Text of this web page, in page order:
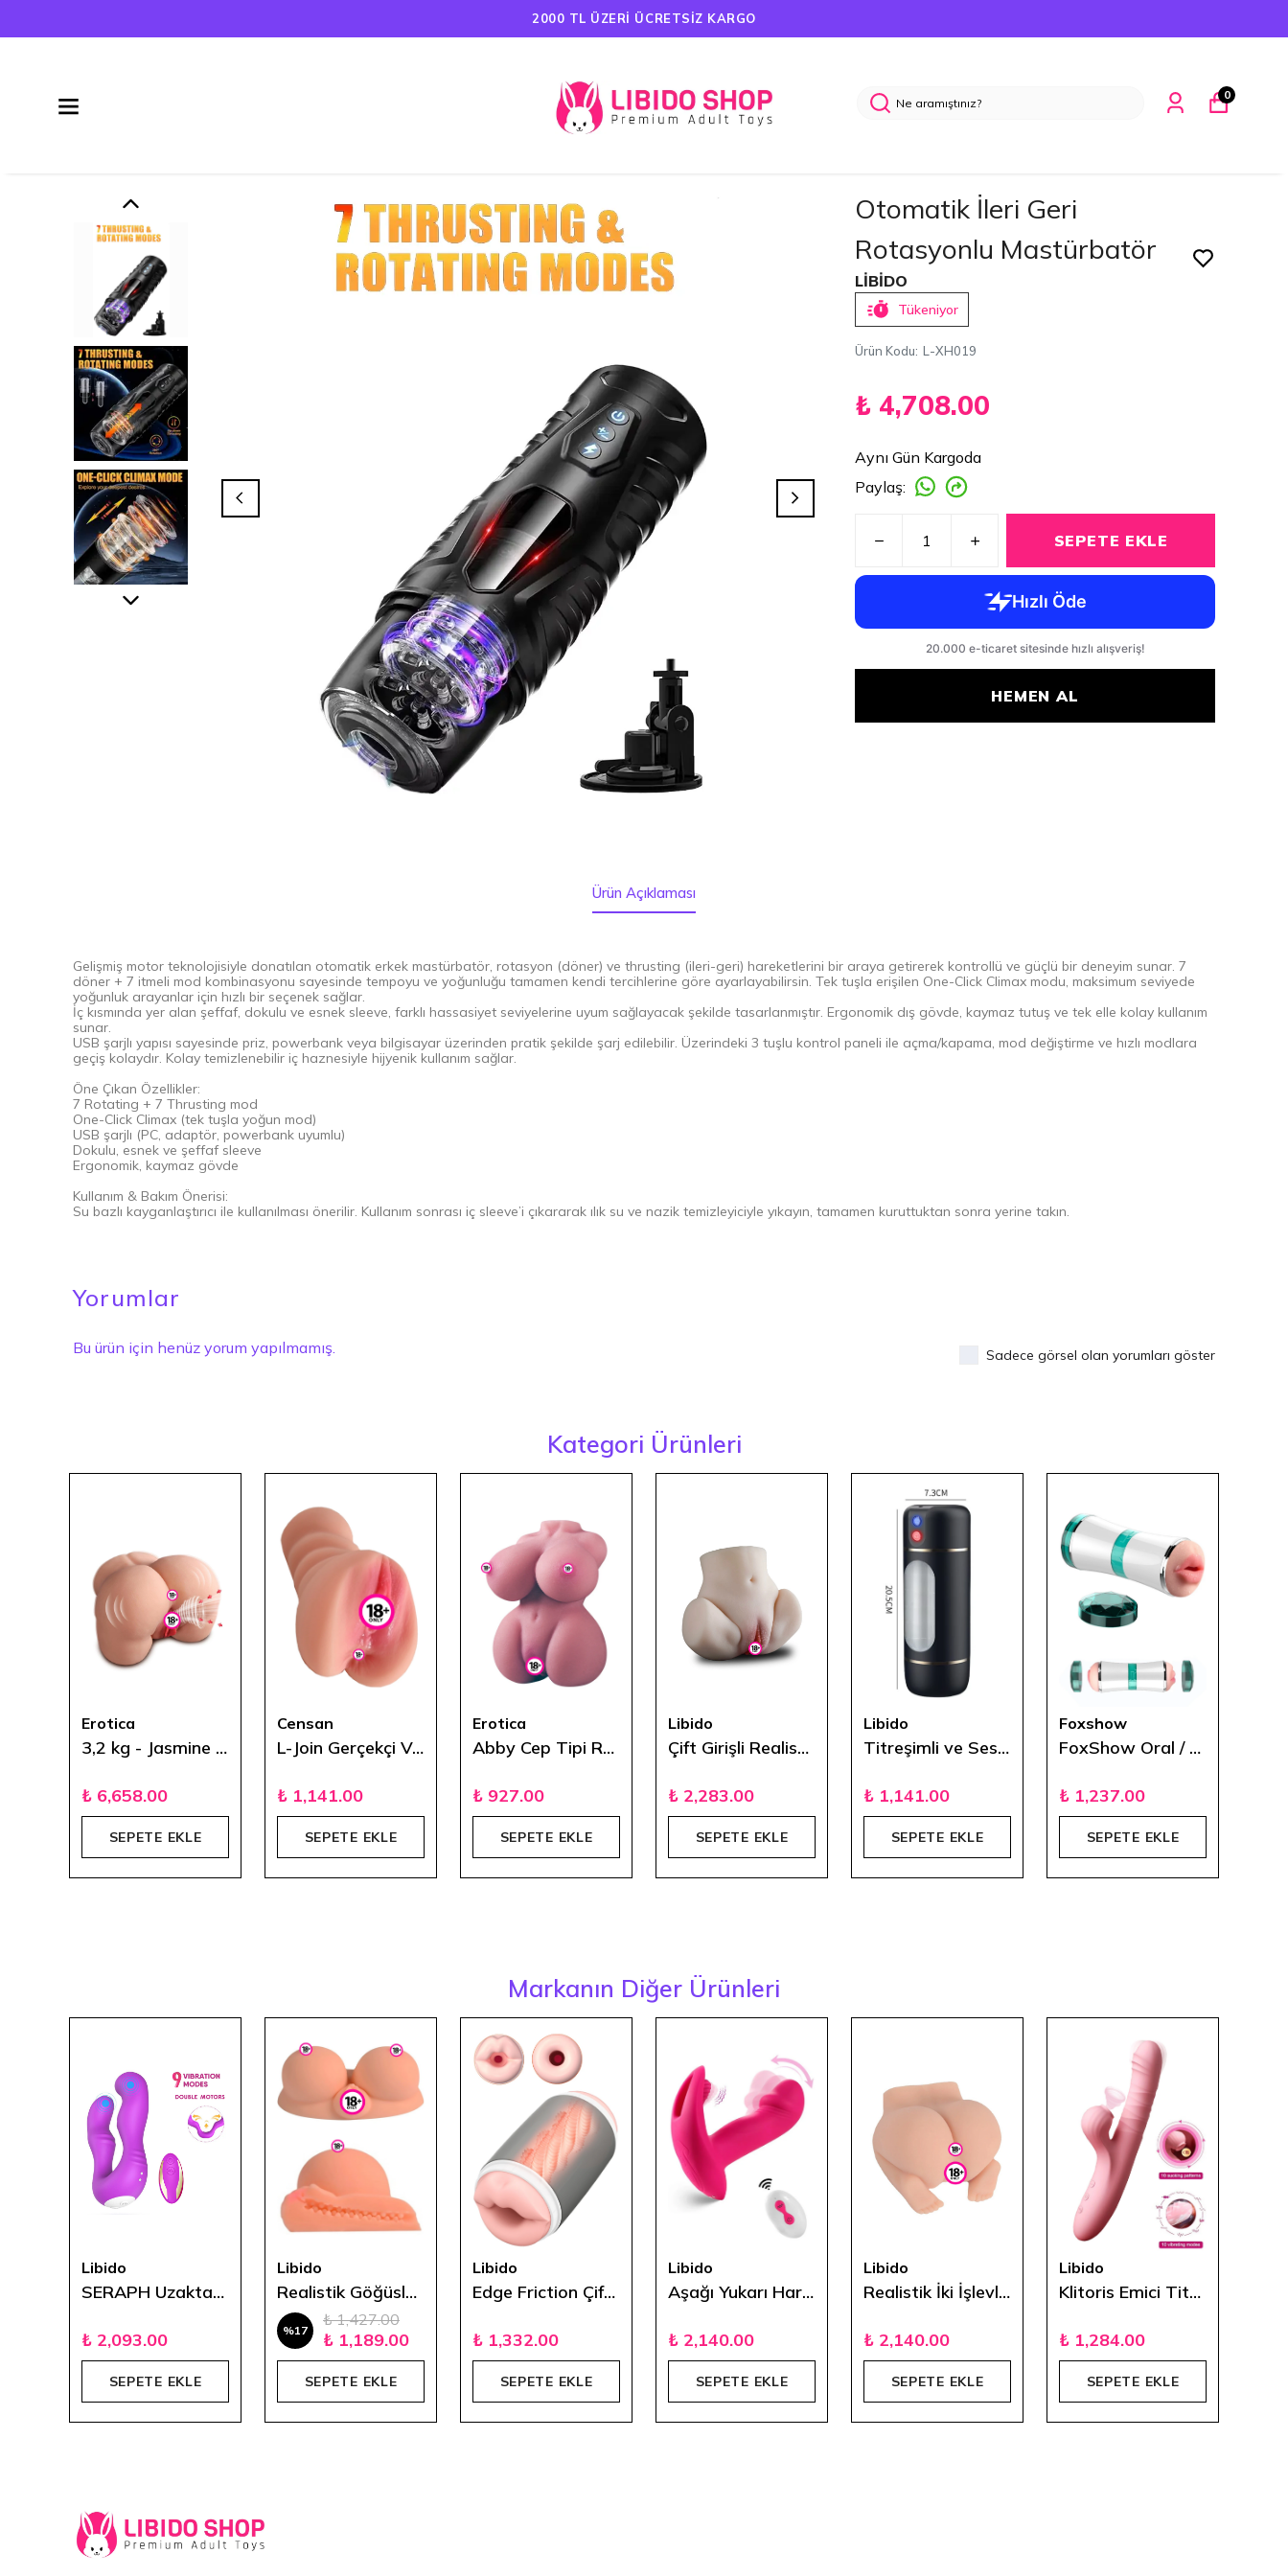
HAVALE ÖDEMELERINDE %5 İNDIRIM
0
Otomatik İleri Geri
Rotasyonlu Mastürbatör
LİBİDO
Tükeniyor
Ürün Kodu: L-XH019
₺ 4,708.00
Aynı Gün Kargoda
Paylaş:
SEPETE EKLE
HEMEN AL
Ürün Açıklaması
Gelişmiş motor teknolojisiyle donatılan otomatik erkek mastürbatör, rotasyon (döner) ve thrusting (ileri-geri) hareketlerini bir araya getirerek kontrollü ve güçlü bir deneyim sunar. 7
döner + 7 itmeli mod kombinasyonu sayesinde tempoyu ve yoğunluğu tamamen kendi tercihlerine göre ayarlayabilirsin. Tek tuşla erişilen One-Click Climax modu, maksimum seviyede
yoğunluk arayanlar için hızlı bir seçenek sağlar.
İç kısmında yer alan şeffaf, dokulu ve esnek sleeve, farklı hassasiyet seviyelerine uyum sağlayacak şekilde tasarlanmıştır. Ergonomik dış gövde, kaymaz tutuş ve tek elle kolay kullanım
sunar.
USB şarjlı yapısı sayesinde priz, powerbank veya bilgisayar üzerinden pratik şekilde şarj edilebilir. Üzerindeki 3 tuşlu kontrol paneli ile açma/kapama, mod değiştirme ve hızlı modlara
geçiş kolaydır. Kolay temizlenebilir iç haznesiyle hijyenik kullanım sağlar.
Öne Çıkan Özellikler:
7 Rotating + 7 Thrusting mod
One-Click Climax (tek tuşla yoğun mod)
USB şarjlı (PC, adaptör, powerbank uyumlu)
Dokulu, esnek ve şeffaf sleeve
Ergonomik, kaymaz gövde
Kullanım & Bakım Önerisi:
Su bazlı kayganlaştırıcı ile kullanılması önerilir. Kullanım sonrası iç sleeve’i çıkararak ılık su ve nazik temizleyiciyle yıkayın, tamamen kuruttuktan sonra yerine takın.
Yorumlar
Bu ürün için henüz yorum yapılmamış. Sadece görsel olan yorumları göster
Kategori Ürünleri
Erotica
3,2 kg - Jasmine Emme Titreşim ve Ses Özellikli Şarjlı Kalça
₺ 6,658.00
SEPETE EKLE
Censan
L-Join Gerçekçi Vajina Mastürbatör Çift Girişli - 18 cm
₺ 1,141.00
SEPETE EKLE
Erotica
Abby Cep Tipi Realistik Minyatür Vajina - Melez
₺ 927.00
SEPETE EKLE
Libido
Çift Girişli Realistik Kalça Masturbatör 1600 gr
₺ 2,283.00
SEPETE EKLE
Libido
Titreşimli ve Sesli Şarjlı Masturbatör
₺ 1,141.00
SEPETE EKLE
Foxshow
FoxShow Oral / Vajinal Çift Girişli Masturbatör
₺ 1,237.00
SEPETE EKLE
Markanın Diğer Ürünleri
Libido
SERAPH Uzaktan Kumandalı Çift Taraflı Lezbiyen Vibratör - Mor
₺ 2,093.00
SEPETE EKLE
Libido
Realistik Göğüslü Vajina 22x14 cm
%17
₺ 1,427.00
₺ 1,189.00
SEPETE EKLE
Libido
Edge Friction Çift Taraflı Mastürbasyon Cup
₺ 1,332.00
SEPETE EKLE
Libido
Aşağı Yukarı Hareketli Uzaktan Kumandalı Klitoris Uyarıcı Giyilebilir Vibratör
₺ 2,140.00
SEPETE EKLE
Libido
Realistik İki İşlevli Ayaklı Kalça
₺ 2,140.00
SEPETE EKLE
Libido
Klitoris Emici Titreşimli Şarjlı Rabbit Vibratör
₺ 1,284.00
SEPETE EKLE